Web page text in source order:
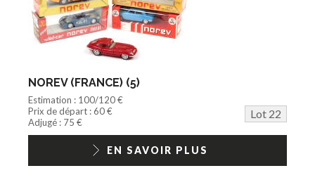
NOREV (FRANCE) (5)
Estimation : 100/120 €
Prix de départ : 60 €
Lot 22
Adjugé : 75 €
EN SAVOIR PLUS